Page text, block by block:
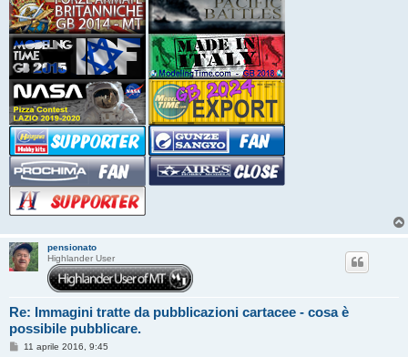
pensionato
Highlander User
Re: Immagini tratte da pubblicazioni cartacee - cosa è
possibile pubblicare.
M11 aprile 2016, 9:45